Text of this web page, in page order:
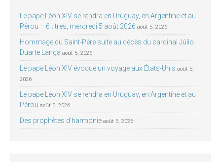
Le pape Léon XIV se rendra en Uruguay, en Argentine et au
Pérou – 6 titres, mercredi 5 août 2026 août 5, 2026
Hommage du Saint-Père suite au décès du cardinal Júlio
Duarte Langa août 5, 2026
Le pape Léon XIV évoque un voyage aux États-Unis août 5,
2026
Le pape Léon XIV se rendra en Uruguay, en Argentine et au
Pérou août 5, 2026
Des prophètes d’harmonie août 5, 2026